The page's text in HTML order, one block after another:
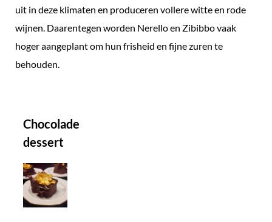
uit in deze klimaten en produceren vollere witte en rode
wijnen. Daarentegen worden Nerello en Zibibbo vaak
hoger aangeplant om hun frisheid en fijne zuren te
behouden.
Chocolade
dessert